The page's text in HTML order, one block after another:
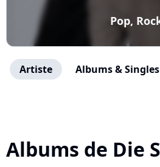
Pop,
Artiste Albums & Singles
Albums de Die